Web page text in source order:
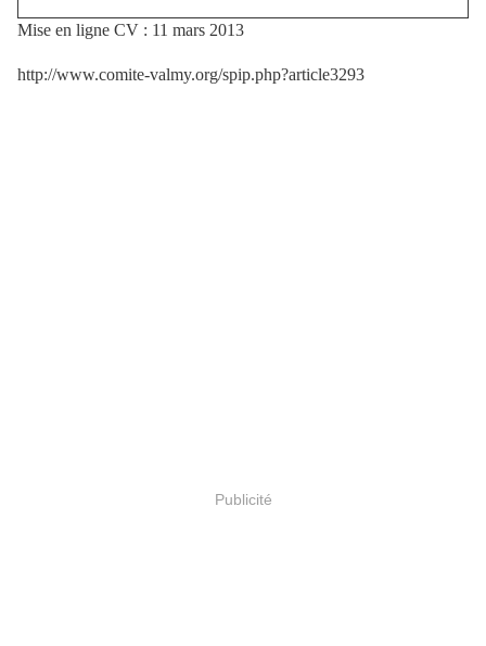
Mise en ligne CV : 11 mars 2013
http://www.comite-valmy.org/spip.php?article3293
Publicité